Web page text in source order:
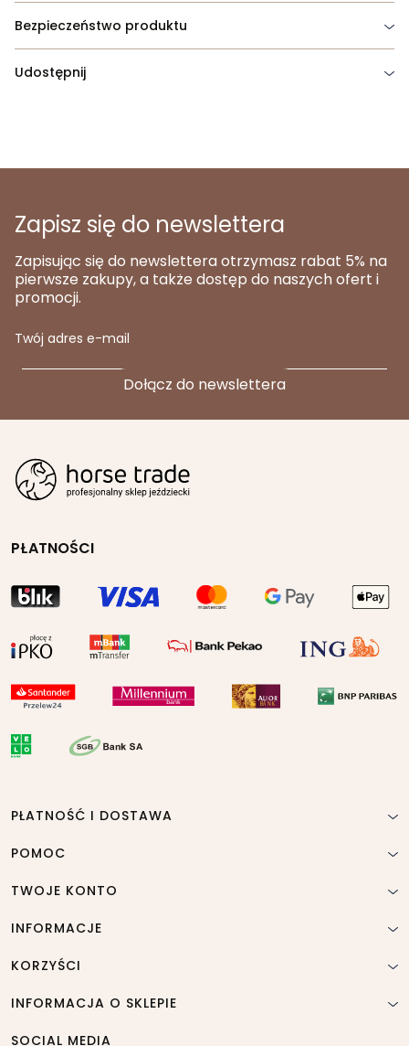
Bezpieczeństwo produktu
Udostępnij
Zapisz się do newslettera
Zapisując się do newslettera otrzymasz rabat 5% na
pierwsze zakupy, a także dostęp do naszych ofert i
promocji.
Twój adres e-mail
PŁATNOŚCI
PŁATNOŚĆ I DOSTAWA
POMOC
TWOJE KONTO
INFORMACJE
KORZYŚCI
INFORMACJA O SKLEPIE
SOCIAL MEDIA